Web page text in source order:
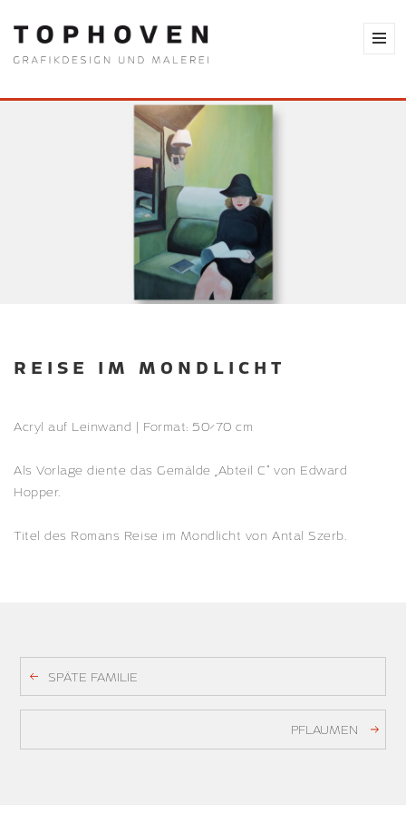
REISE IM MONDLICHT
Acryl auf Leinwand | Format: 50×70 cm
Als Vorlage diente das Gemälde „Abteil C“ von Edward
Hopper.
Titel des Romans Reise im Mondlicht von Antal Szerb.
SPÄTE FAMILIE
PFLAUMEN